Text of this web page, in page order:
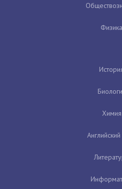
Физика
Химия